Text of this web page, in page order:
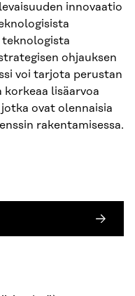
innovaatio
ohjauksen
voi tarjota perustan
lisäarvoa
ovat olennaisia
rakentamisessa.